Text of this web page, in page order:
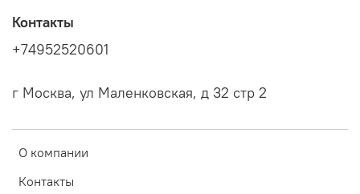
О компании
Контакты
Контакты
+74952520601
г Москва, ул Маленковская, д 32 стр 2